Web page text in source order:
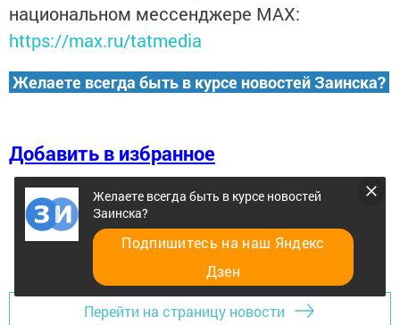
национальном мессенджере MАХ:
https://max.ru/tatmedia
Желаете всегда быть в курсе новостей Заинска?
Добавить в избранное
Перейти на страницу новости
Желаете всегда быть в курсе новостей
Заинска?
Подпишитесь на наш Яндекс
Дзен